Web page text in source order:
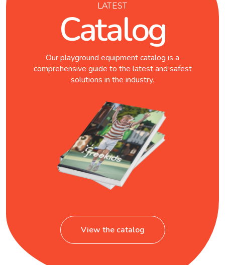
LATEST
Catalog
Our playground equipment catalog is a
comprehensive guide to the latest and safest
solutions in the industry.
View the catalog